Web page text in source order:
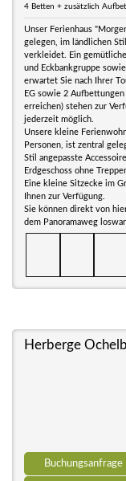
4 Betten + zusätzlich
Unser Ferienhaus
gelegen, im ländlichen
verkleidet. Ein
und Eckbankgruppe
erwartet Sie nach Ihrer
EG sowie 2
erreichen) stehen zur
jederzeit möglich.
Unsere kleine
Personen, ist zentral
Stil angepasste
Erdgeschoss ohne
Eine kleine Sitzecke im
Ihnen zur Verfügung.
Sie können direkt von
dem Panoramaweg
Herberge
Buchungsanfrage